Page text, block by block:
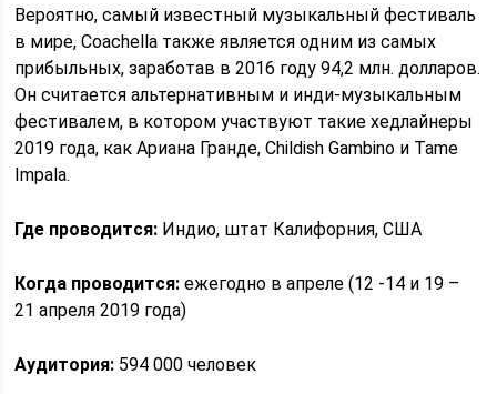
Вероятно, самый известный музыкальный фестиваль
в мире, Coachella также является одним из самых
прибыльных, заработав в 2016 году 94,2 млн. долларов.
Он считается альтернативным и инди-музыкальным
фестивалем, в котором участвуют такие хедлайнеры
2019 года, как Ариана Гранде, Childish Gambino и Tame
Impala.
Где проводится: Индио, штат Калифорния, США
Когда проводится: ежегодно в апреле (12 -14 и 19 –
21 апреля 2019 года)
Аудитория: 594 000 человек